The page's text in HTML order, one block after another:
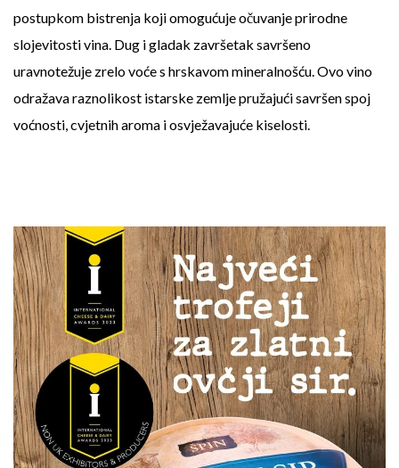
postupkom bistrenja koji omogućuje očuvanje prirodne
slojevitosti vina. Dug i gladak završetak savršeno
uravnotežuje zrelo voće s hrskavom mineralnošću. Ovo vino
odražava raznolikost istarske zemlje pružajući savršen spoj
voćnosti, cvjetnih aroma i osvježavajuće kiselosti.